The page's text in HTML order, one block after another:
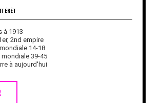
à 1913
2nd empire
14-18
39-45
à aujourd'hui